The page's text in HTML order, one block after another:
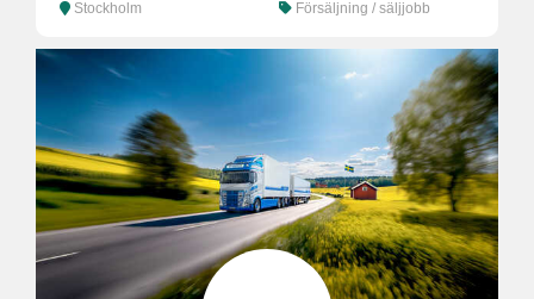
Stockholm Försäljning / säljjobb